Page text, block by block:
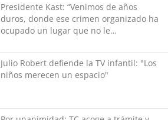
Presidente Kast: “Venimos de años
duros, donde ese crimen organizado ha
ocupado un lugar que no le
Julio Robert defiende la TV infantil: "Los
niños merecen un espacio"